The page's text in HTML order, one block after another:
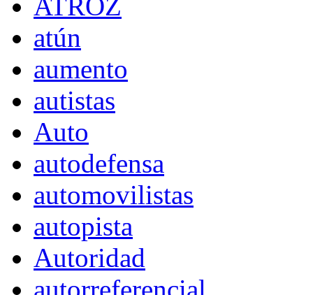
ATROZ
atún
aumento
autistas
Auto
autodefensa
automovilistas
autopista
Autoridad